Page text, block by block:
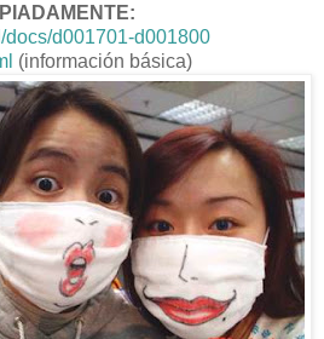
docs/d001701-d001800
(información básica)